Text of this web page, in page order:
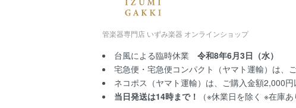
管楽器専門店 いずみ楽器 オンラインショップ
台風による臨時休業 令和8年6月3日（水）
宅急便・宅急便コンパクト（ヤマト運輸）は、
ネコポス（ヤマト運輸）は、ご購入金額2,000
当日発送は14時まで！
（※休業日を除く ※在庫